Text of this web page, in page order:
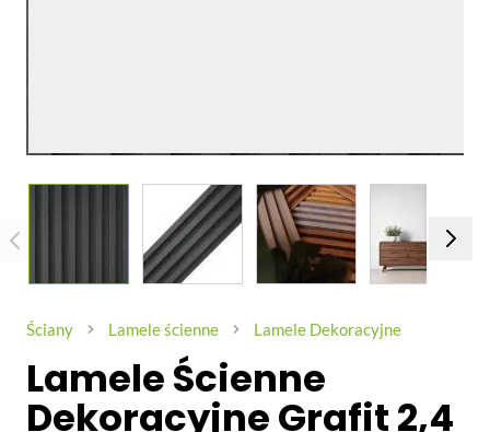
View larger imageView larger imageView larger image
Ściany Lamele ścienne Lamele Dekoracyjne
Lamele Ścienne
Dekoracyjne Grafit 2,4